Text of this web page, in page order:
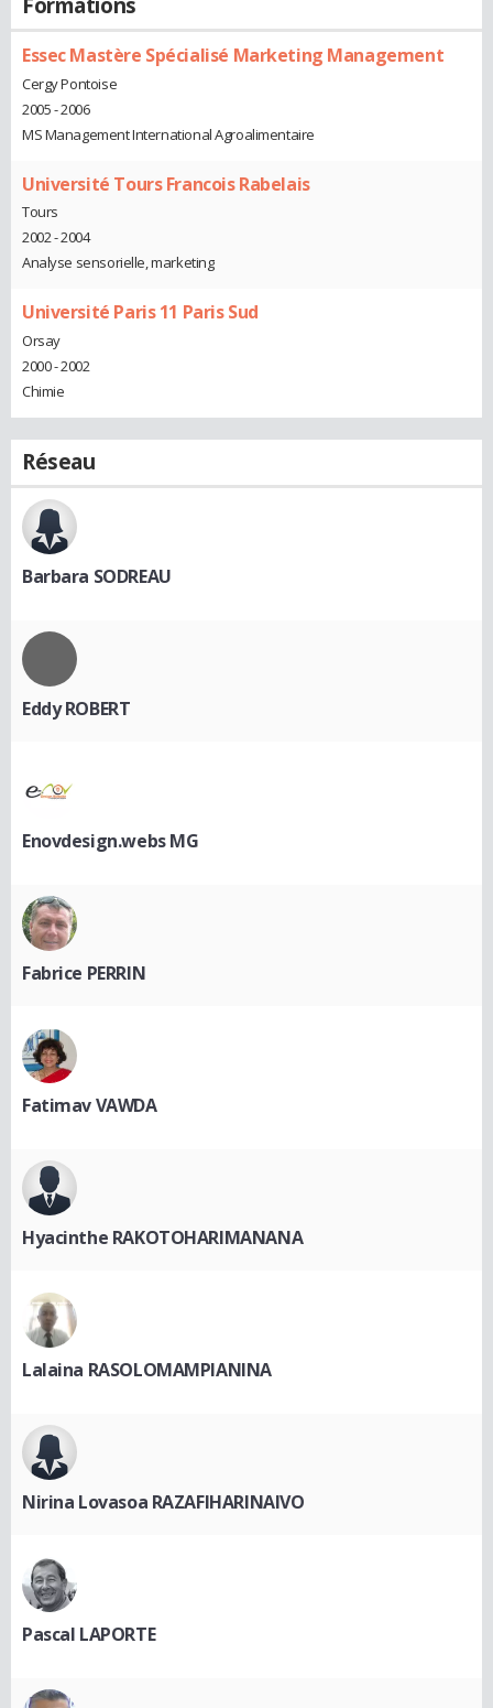
Essec Mastère Spécialisé Marketing Management
Cergy Pontoise
2005 - 2006
MS Management International Agroalimentaire
Université Tours Francois Rabelais
Tours
2002 - 2004
Analyse sensorielle, marketing
Université Paris 11 Paris Sud
Orsay
2000 - 2002
Chimie
Réseau
Barbara SODREAU
Eddy ROBERT
Enovdesign.webs MG
Fabrice PERRIN
Fatimav VAWDA
Hyacinthe RAKOTOHARIMANANA
Lalaina RASOLOMAMPIANINA
Nirina Lovasoa RAZAFIHARINAIVO
Pascal LAPORTE